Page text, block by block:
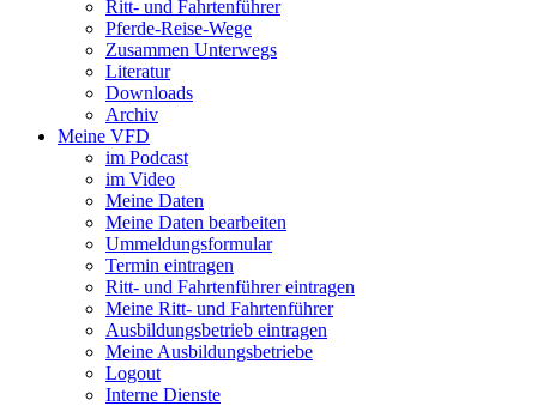
Ritt- und Fahrtenführer
Pferde-Reise-Wege
Zusammen Unterwegs
Literatur
Downloads
Archiv
Meine VFD
im Podcast
im Video
Meine Daten
Meine Daten bearbeiten
Ummeldungsformular
Termin eintragen
Ritt- und Fahrtenführer eintragen
Meine Ritt- und Fahrtenführer
Ausbildungsbetrieb eintragen
Meine Ausbildungsbetriebe
Logout
Interne Dienste